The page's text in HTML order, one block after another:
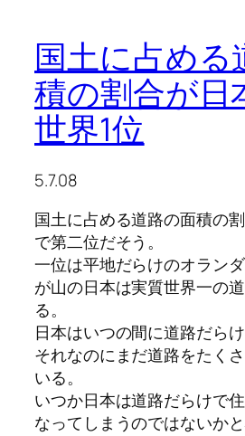
国土に占める
積の割合が日
世界1位
5.7.08
国土に占める道路の面積の
で第二位だそう。
一位は平地だらけのオラン
が山の日本は実質世界一の
る。
日本はいつの間に道路だらけ
それなのにまだ道路をたく
いる。
いつか日本は道路だらけで
なってしまうのではないかと